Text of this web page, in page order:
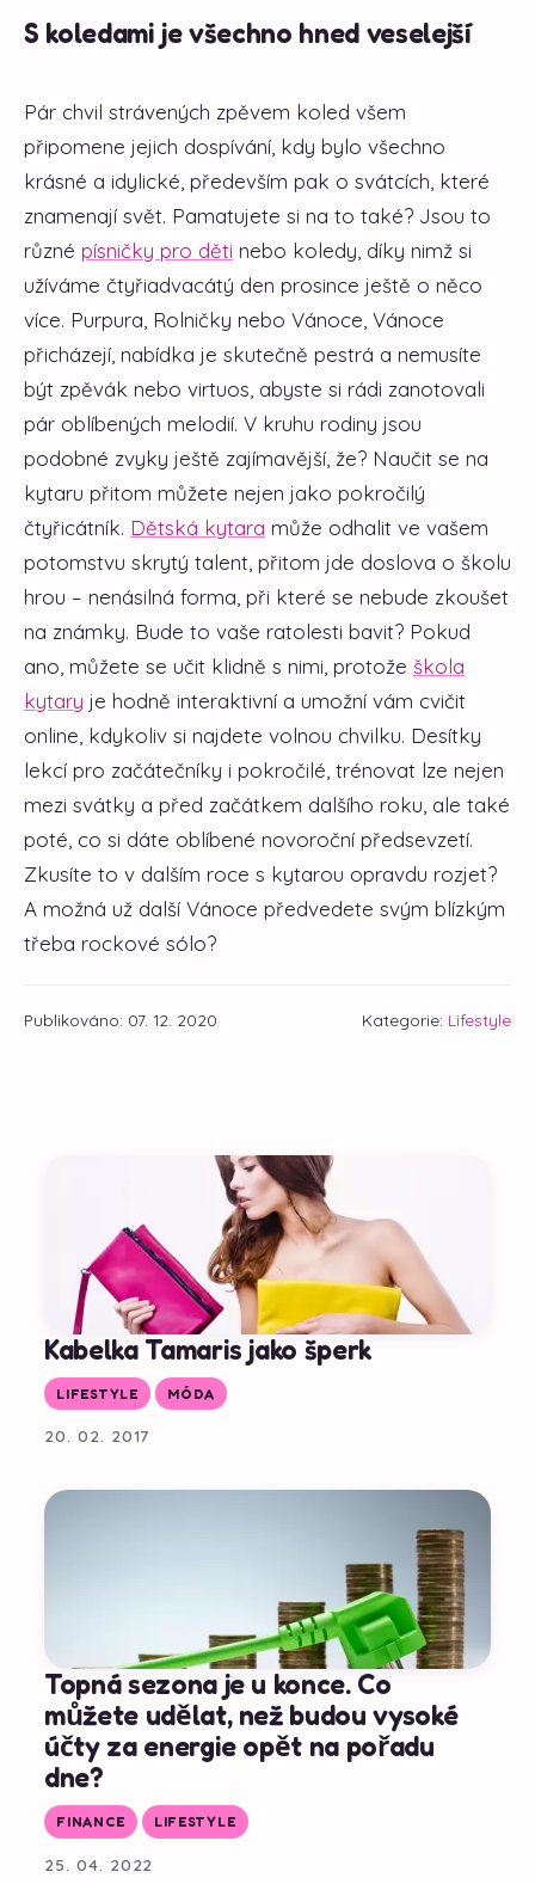
S koledami je všechno hned veselejší
Pár chvil strávených zpěvem koled všem
připomene jejich dospívání, kdy bylo všechno
krásné a idylické, především pak o svátcích, které
znamenají svět. Pamatujete si na to také? Jsou to
různé písničky pro děti nebo koledy, díky nimž si
užíváme čtyřiadvacátý den prosince ještě o něco
více. Purpura, Rolničky nebo Vánoce, Vánoce
přicházejí, nabídka je skutečně pestrá a nemusíte
být zpěvák nebo virtuos, abyste si rádi zanotovali
pár oblíbených melodií. V kruhu rodiny jsou
podobné zvyky ještě zajímavější, že? Naučit se na
kytaru přitom můžete nejen jako pokročilý
čtyřicátník. Dětská kytara může odhalit ve vašem
potomstvu skrytý talent, přitom jde doslova o školu
hrou – nenásilná forma, při které se nebude zkoušet
na známky. Bude to vaše ratolesti bavit? Pokud
ano, můžete se učit klidně s nimi, protože škola
kytary je hodně interaktivní a umožní vám cvičit
online, kdykoliv si najdete volnou chvilku. Desítky
lekcí pro začátečníky i pokročilé, trénovat lze nejen
mezi svátky a před začátkem dalšího roku, ale také
poté, co si dáte oblíbené novoroční předsevzetí.
Zkusíte to v dalším roce s kytarou opravdu rozjet?
A možná už další Vánoce předvedete svým blízkým
třeba rockové sólo?
Publikováno: 07. 12. 2020 Kategorie: Lifestyle
Kabelka Tamaris jako šperk
LIFESTYLE MÓDA
20. 02. 2017
Topná sezona je u konce. Co
můžete udělat, než budou vysoké
účty za energie opět na pořadu
dne?
FINANCE LIFESTYLE
25. 04. 2022